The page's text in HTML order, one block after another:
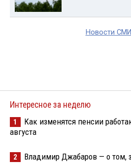
Новости
Интересное за неделю
1
Как изменятся пенсии
августа
2 Владимир Джабаров — о том,